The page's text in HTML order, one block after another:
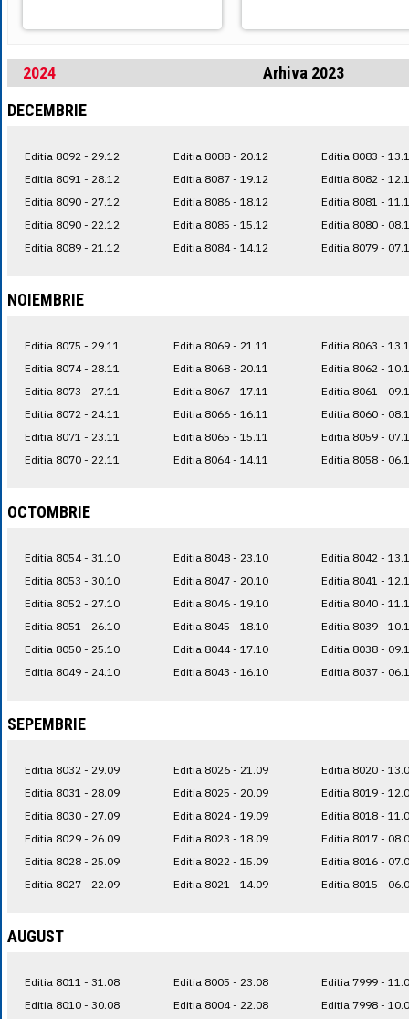
2024
Arhiva 2023
DECEMBRIE
Editia 8092 - 29.12
Editia 8091 - 28.12
Editia 8090 - 27.12
Editia 8090 - 22.12
Editia 8089 - 21.12
Editia 8088 - 20.12
Editia 8087 - 19.12
Editia 8086 - 18.12
Editia 8085 - 15.12
Editia 8084 - 14.12
Editia 8083 -
Editia 8082 -
Editia 8081 -
Editia 8080 -
Editia 8079 -
NOIEMBRIE
Editia 8075 - 29.11
Editia 8074 - 28.11
Editia 8073 - 27.11
Editia 8072 - 24.11
Editia 8071 - 23.11
Editia 8070 - 22.11
Editia 8069 - 21.11
Editia 8068 - 20.11
Editia 8067 - 17.11
Editia 8066 - 16.11
Editia 8065 - 15.11
Editia 8064 - 14.11
Editia 8063 -
Editia 8062 -
Editia 8061 -
Editia 8060 -
Editia 8059 -
Editia 8058 -
OCTOMBRIE
Editia 8054 - 31.10
Editia 8053 - 30.10
Editia 8052 - 27.10
Editia 8051 - 26.10
Editia 8050 - 25.10
Editia 8049 - 24.10
Editia 8048 - 23.10
Editia 8047 - 20.10
Editia 8046 - 19.10
Editia 8045 - 18.10
Editia 8044 - 17.10
Editia 8043 - 16.10
Editia 8042 -
Editia 8041 -
Editia 8040 -
Editia 8039 -
Editia 8038 -
Editia 8037 -
SEPEMBRIE
Editia 8032 - 29.09
Editia 8031 - 28.09
Editia 8030 - 27.09
Editia 8029 - 26.09
Editia 8028 - 25.09
Editia 8027 - 22.09
Editia 8026 - 21.09
Editia 8025 - 20.09
Editia 8024 - 19.09
Editia 8023 - 18.09
Editia 8022 - 15.09
Editia 8021 - 14.09
Editia 8020 -
Editia 8019 -
Editia 8018 -
Editia 8017 -
Editia 8016 -
Editia 8015 -
AUGUST
Editia 8011 - 31.08
Editia 8010 - 30.08
Editia 8005 - 23.08
Editia 8004 - 22.08
Editia 7999 -
Editia 7998 -